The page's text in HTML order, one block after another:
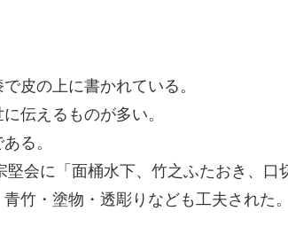
皮の上に書かれている。
伝えるものが多い。
る。
会に「面桶水下、竹之ふたおき、口
竹・塗物・透彫りなども工夫された。